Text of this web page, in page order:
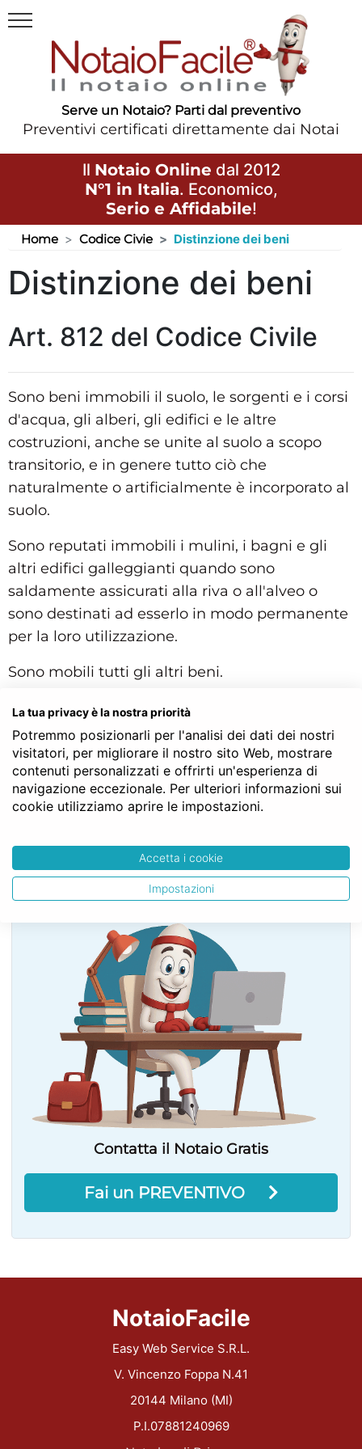
Serve un Notaio? Parti dal preventivo
Preventivi certificati direttamente dai Notai
Il Notaio Online dal 2012
N°1 in Italia. Economico,
Serio e Affidabile!
Home Codice Civie Distinzione dei beni
Distinzione dei beni
Art. 812 del Codice Civile
Sono beni immobili il suolo, le sorgenti e i corsi
d'acqua, gli alberi, gli edifici e le altre
costruzioni, anche se unite al suolo a scopo
transitorio, e in genere tutto ciò che
naturalmente o artificialmente è incorporato al
suolo.
Sono reputati immobili i mulini, i bagni e gli
altri edifici galleggianti quando sono
saldamente assicurati alla riva o all'alveo o
sono destinati ad esserlo in modo permanente
per la loro utilizzazione.
Sono mobili tutti gli altri beni.
Struttura gerarchica per l'articolo 812 del Codice Civile:
Codice Civile
LIBRO TERZO - Della proprietà
TITOLO I - Dei beni
Capo I - Dei beni in generale
Sezione II - Dei beni immobili e mobili
Art. 812
SERVE LA CONSULENZA DEL NOTAIO?
Contatta il Notaio Gratis
Fai un PREVENTIVO
NotaioFacile
Easy Web Service S.R.L.
V. Vincenzo Foppa N.41
20144 Milano (MI)
P.I.07881240969
La tua privacy è la nostra priorità
Potremmo posizionarli per l'analisi dei dati dei nostri
visitatori, per migliorare il nostro sito Web, mostrare
contenuti personalizzati e offrirti un'esperienza di
navigazione eccezionale. Per ulteriori informazioni sui
cookie utilizziamo aprire le impostazioni.
Accetta i cookie
Impostazioni